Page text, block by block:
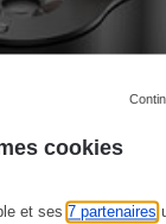
cookies
et ses7 partenaires